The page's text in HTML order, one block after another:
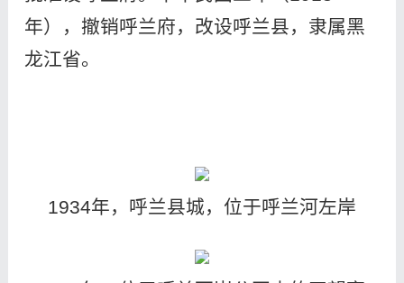
年），撤销呼兰府，改设呼兰县，隶属黑
龙江省。
1934年，呼兰县城，位于呼兰河左岸